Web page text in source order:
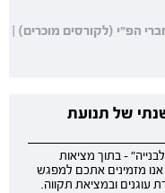
עד 14/08 | 20% הנחה לחברי הפ"י (לקורסים מוכרים) |
של תנועת
- בתוך מציאות
מזמינים אתכם למפגש
עוגנים ובמציאת תקווה.